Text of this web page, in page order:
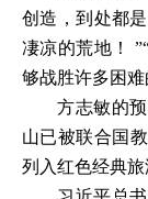
创造，到处都
凄凉的荒地！
够战胜许多困
方志敏的
山已被联合国
列入红色经典旅